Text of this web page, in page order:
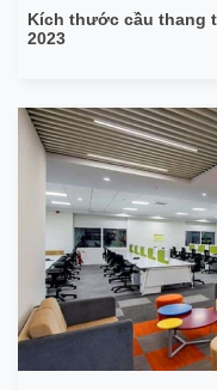
Kích thước cầu thang
2023